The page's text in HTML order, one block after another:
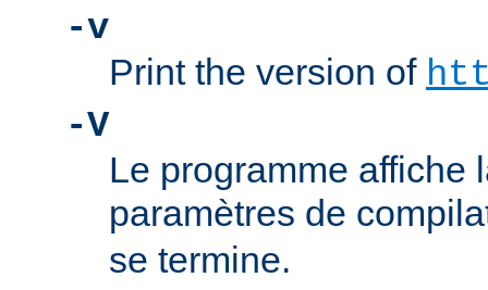
-v
Print the version of
-V
Le programme affiche
paramètres de
se termine.